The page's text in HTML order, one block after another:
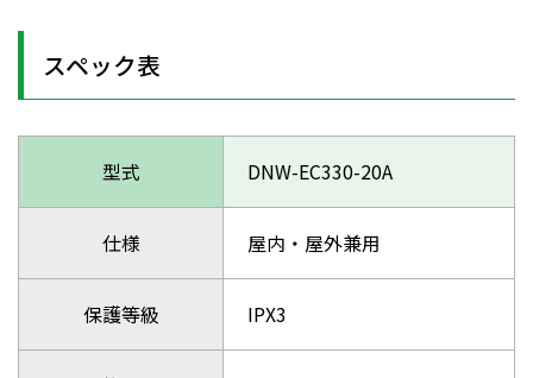
スペック表
型式 DNW-EC330-20A
仕様 屋内・屋外兼用
保護等級 IPX3